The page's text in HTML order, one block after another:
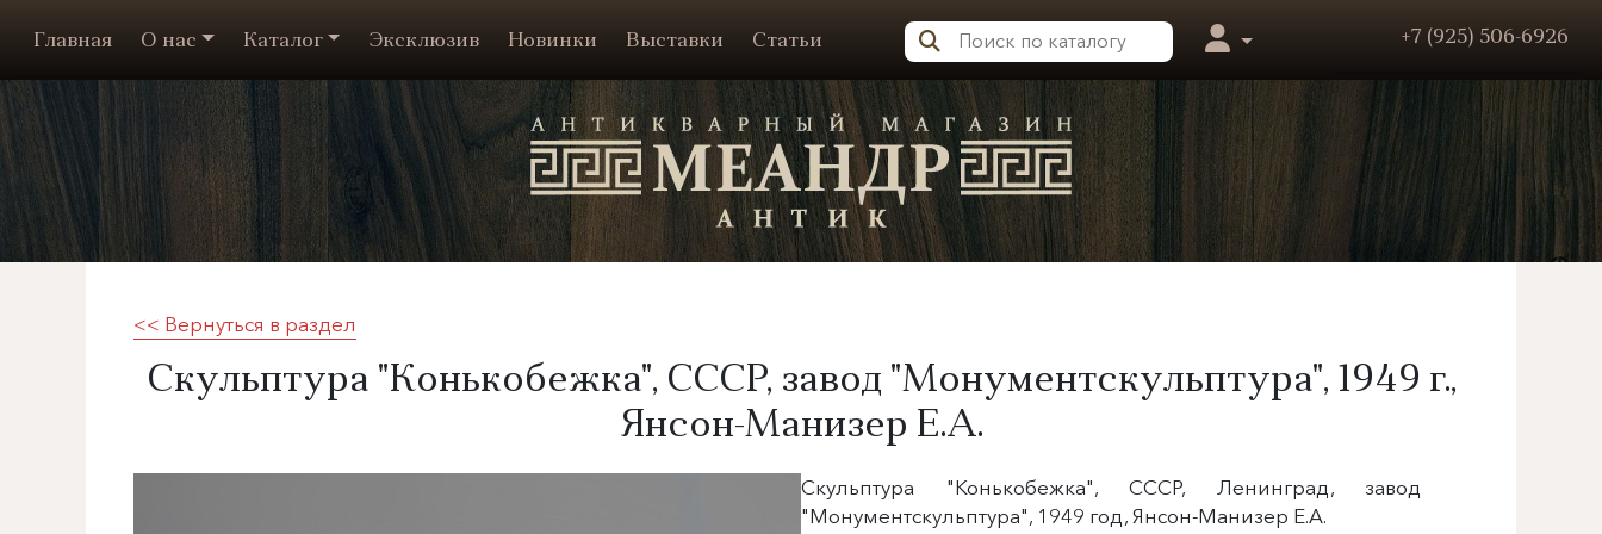
Главная О нас Каталог Эксклюзив Новинки Выставки Статьи +7 (925) 506-6926
Меандр-Антик
<< Вернуться в раздел
Скульптура "Конькобежка", СССР, завод "Монументскульптура", 1949 г.,
Янсон-Манизер Е.А.
Скульптура "Конькобежка", СССР, Ленинград, завод
"Монументскульптура", 1949 год, Янсон-Манизер Е.А.